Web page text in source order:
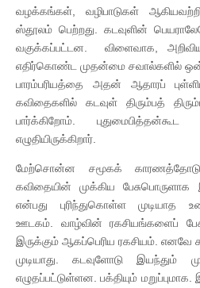
வழக்கங்கள், வழிபாடுகள்
ஸ்தூலம் பெற்றது. கடவுளின்
வகுக்கப்பட்டன. விளைவாக,
எதிர்கொண்ட முதன்மை சவால்களில்
பாரம்பரியத்தை அதன் ஆதாரப்
கவிதைகளில் கடவுள் திரும்பத்
பார்க்கிறோம்.
எழுதியிருக்கிறார்.
மேற்சொன்ன சமூகக் காரணத்தோடு
கவிதையின் முக்கிய பேசுபொருளாக
என்பது புரிந்துகொள்ள
ஊடகம். வாழ்வின் ரகசியங்களைப்
இருக்கும் ஆகப்பெரிய ரகசியம்.
முடியாது. கடவுளோடு இயந்தும்
எழுதப்பட்டுள்ளன. பக்தியும்